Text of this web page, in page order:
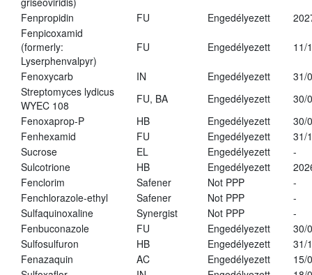
Fenpropidin FU Engedélyezett
Fenpicoxamid
(formerly:
Lyserphenvalpyr)
FU Engedélyezett 11/
Fenoxycarb IN Engedélyezett
31/
Streptomyces lydicus
WYEC 108
FU, BA Engedélyezett
30/
Fenoxaprop-P
HB Engedélyezett
30/
Fenhexamid
FU Engedélyezett
31/
Sucrose
EL Engedélyezett
-
Sulcotrione
HB Engedélyezett
Fenclorim
Safener Not PPP
-
Fenchlorazole-ethyl
Safener Not PPP
-
Sulfaquinoxaline
Synergist Not PPP
-
Fenbuconazole
FU Engedélyezett
30/
Sulfosulfuron
HB Engedélyezett
31/
Fenazaquin
AC Engedélyezett
15/